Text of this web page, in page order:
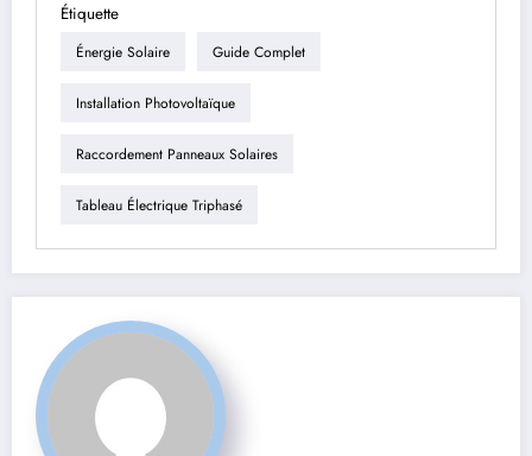
Étiquette
Énergie Solaire Guide Complet
Installation Photovoltaïque
Raccordement Panneaux Solaires
Tableau Électrique Triphasé